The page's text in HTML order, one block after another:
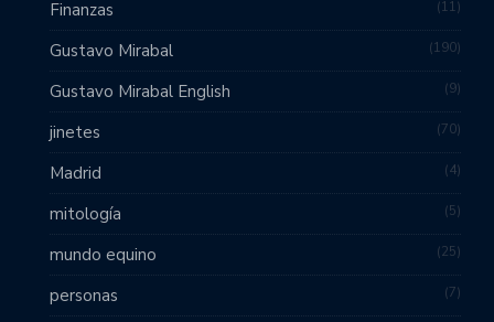
Finanzas 11
Gustavo Mirabal 190
Gustavo Mirabal English 9
jinetes 70
Madrid 4
mitología 5
mundo equino 25
personas 7